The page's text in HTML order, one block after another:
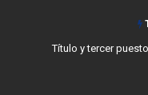
San Cayetano, el trabajo y